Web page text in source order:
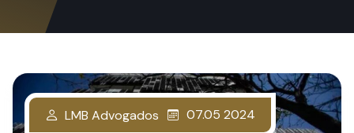
LMB Advogados 07.05 2024